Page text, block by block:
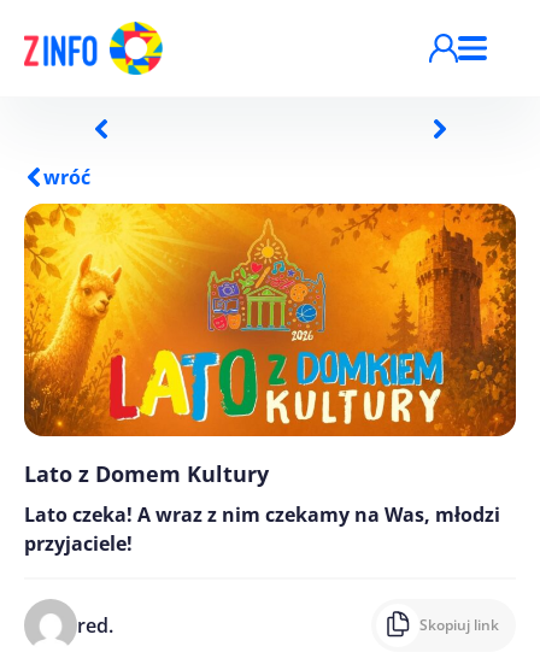
wróć
Lato z Domem Kultury
Lato czeka! A wraz z nim czekamy na Was, młodzi
przyjaciele!
red. Skopiuj link